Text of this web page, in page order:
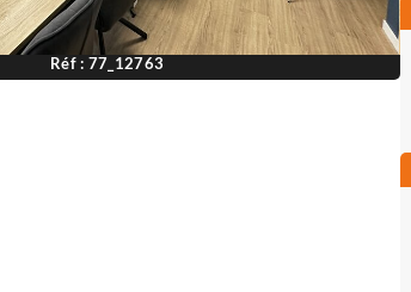
Réf : 77_12763